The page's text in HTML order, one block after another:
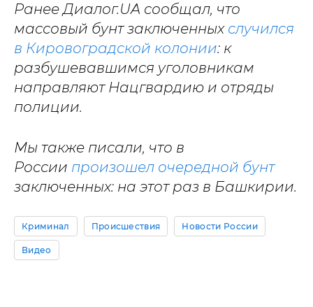
Ранее Диалог.UA сообщал, что
массовый бунт заключенных случился
в Кировоградской колонии: к
разбушевавшимся уголовникам
направляют Нацгвардию и отряды
полиции.
Мы также писали, что в
России произошел очередной бунт
заключенных: на этот раз в Башкирии.
Криминал Происшествия Новости России
Видео